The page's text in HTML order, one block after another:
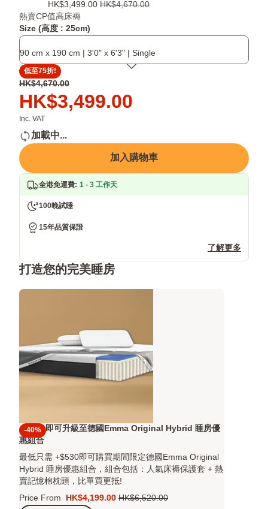
洲
多
國
消
費
者
評，
30+國
熱
賣
款
感
透
氣
記
憶
棉，
合
香
潮
濕
悶
熱
HK$3,499.00 HK$4,670.00
熱賣CP值高床褥
Size (高度 : 25cm)
90 cm x 190 cm | 3'0" x 6'3" | Single
低至75折!
原
價
HK$4,670.00
HK$4,670.00
價
格
HK$3,499.00
HK$3,499.00
Inc. VAT
加載中...
加入購物車
全港免運費: 1 - 3 工作天
100晚試睡
15年品質保證
了解更多
打造您的完美睡房
-40%
+$530 即可升級至德國Emma Original Hybrid 睡房優
惠組合
最低只需 +$530即可購買期間限定德國Emma Original
Hybrid 睡房優惠組合，組合包括：人氣床褥保護套 + 熱
賣記憶棉枕頭，比單買更抵!
Price From
價
HK$4,199.00
原
HK$6,520.00